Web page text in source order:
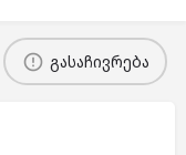
გასაჩივრება